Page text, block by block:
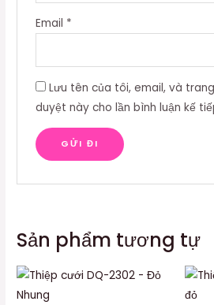
Email *
Lưu tên của tôi, email, và
duyệt này cho lần bình luận kế
Sản phẩm tương tự